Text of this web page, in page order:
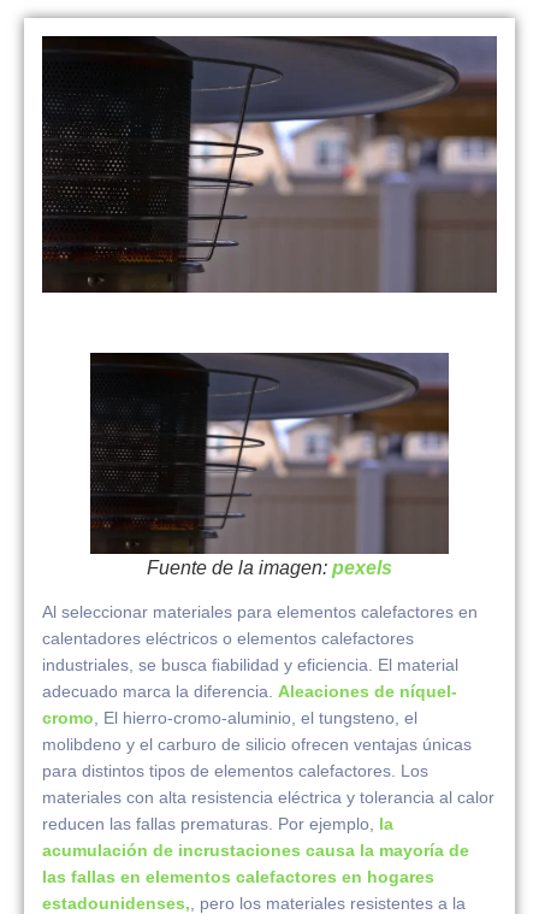
Fuente de la imagen: pexels
Al seleccionar materiales para elementos calefactores en
calentadores eléctricos o elementos calefactores
industriales, se busca fiabilidad y eficiencia. El material
adecuado marca la diferencia. Aleaciones de níquel-
cromo , El hierro-cromo-aluminio, el tungsteno, el
molibdeno y el carburo de silicio ofrecen ventajas únicas
para distintos tipos de elementos calefactores. Los
materiales con alta resistencia eléctrica y tolerancia al calor
reducen las fallas prematuras. Por ejemplo, la
acumulación de incrustaciones causa la mayoría de
las fallas en elementos calefactores en hogares
estadounidenses, , pero los materiales resistentes a la